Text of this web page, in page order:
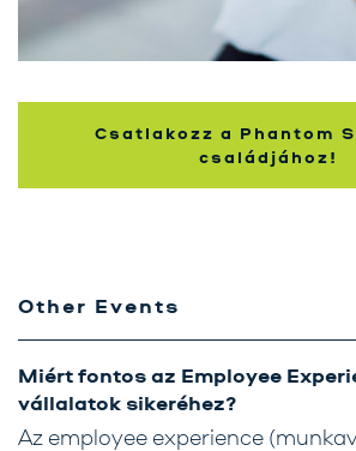
Blog
Csatlakozz a Phantom
családjához!
Other Events
Miért fontos az Employee
vállalatok sikeréhez?
Az employee experience